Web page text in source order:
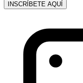
INSCRÍBETE AQUÍ